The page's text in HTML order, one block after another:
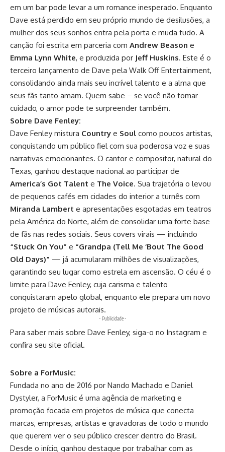
em um bar pode levar a um romance inesperado. Enquanto
Dave está perdido em seu próprio mundo de desilusões, a
mulher dos seus sonhos entra pela porta e muda tudo. A
canção foi escrita em parceria com Andrew Beason e
Emma Lynn White, e produzida por Jeff Huskins. Este é o
terceiro lançamento de Dave pela Walk Off Entertainment,
consolidando ainda mais seu incrível talento e a alma que
seus fãs tanto amam. Quem sabe – se você não tomar
cuidado, o amor pode te surpreender também.
Sobre Dave Fenley:
Dave Fenley mistura Country e Soul como poucos artistas,
conquistando um público fiel com sua poderosa voz e suas
narrativas emocionantes. O cantor e compositor, natural do
Texas, ganhou destaque nacional ao participar de
America’s Got Talent e The Voice. Sua trajetória o levou
de pequenos cafés em cidades do interior a turnês com
Miranda Lambert e apresentações esgotadas em teatros
pela América do Norte, além de consolidar uma forte base
de fãs nas redes sociais. Seus covers virais — incluindo
“Stuck On You” e “Grandpa (Tell Me ‘Bout The Good
Old Days)” — já acumularam milhões de visualizações,
garantindo seu lugar como estrela em ascensão. O céu é o
limite para Dave Fenley, cuja carisma e talento
conquistaram apelo global, enquanto ele prepara um novo
projeto de músicas autorais.
- Publicidade -
Para saber mais sobre Dave Fenley, siga-o no Instagram e
confira seu site oficial.
Sobre a ForMusic:
Fundada no ano de 2016 por Nando Machado e Daniel
Dystyler, a ForMusic é uma agência de marketing e
promoção focada em projetos de música que conecta
marcas, empresas, artistas e gravadoras de todo o mundo
que querem ver o seu público crescer dentro do Brasil.
Desde o início, ganhou destaque por trabalhar com as